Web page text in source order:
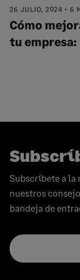
26 JULIO, 2024 6
Cómo
tu
entradas
Subscríbete a la
nuestros
bandeja de